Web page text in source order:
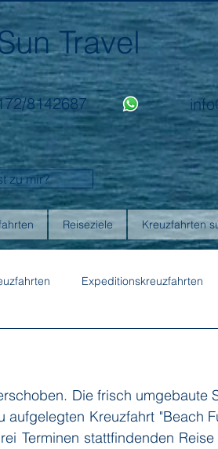
Travel
8142687
zu mir?
Reiseziele Kreuzfahrten
Expeditionskreuzfahrten
Phoenix Reisen
Die frisch umgebaute
aufgelegten Kreuzfahrt "Beach
Terminen stattfindenden Reise